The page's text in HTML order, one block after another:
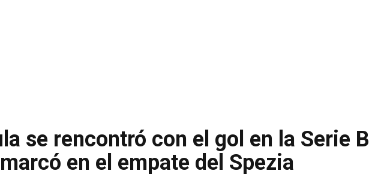
se rencontró con el gol en la Serie B
en el empate del Spezia